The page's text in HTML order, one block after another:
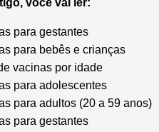
você vai ler:
para gestantes
para bebês e crianças
vacinas por idade
para adolescentes
para adultos (20 a 59 anos)
para gestantes